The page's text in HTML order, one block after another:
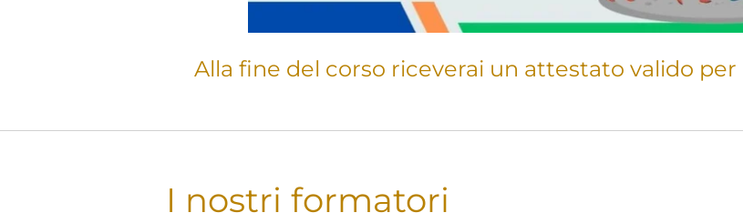
Alla fine del corso riceverai un attestato valido
I nostri formatori